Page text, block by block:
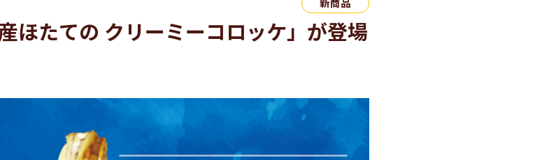
ほたての クリーミーコロッケ」が登場